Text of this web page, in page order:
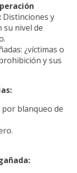
Distinciones y
su nivel de
¿víctimas o
y sus
blanqueo de